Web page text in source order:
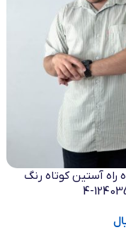
راه آستین کوتاه رنگ